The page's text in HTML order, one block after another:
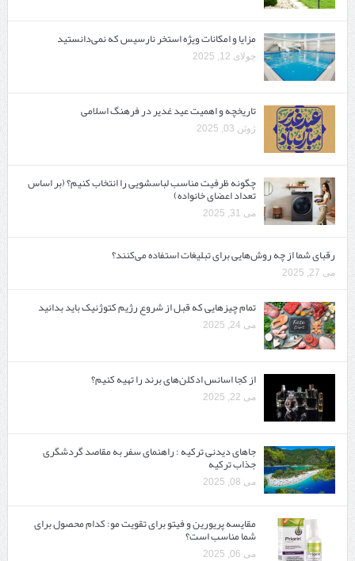
مزایا و امکانات ویژه استخر نارسیس که نمی‌دانستید
جولای 12, 2025
تاریخچه و اهمیت عید غدیر در فرهنگ اسلامی
ژوئن 03, 2025
چگونه ظرفیت مناسب لباسشویی را انتخاب کنیم؟ (بر اساس
تعداد اعضای خانواده)
می 31, 2025
رقبای شما از چه روش‌هایی برای تبلیغات استفاده می‌کنند؟
می 27, 2025
تمام چیزهایی که قبل از شروع رژیم کتوژنیک باید بدانید‎
می 24, 2025
از کجا اسانس ادکلن‌های برند را تهیه کنیم؟
می 22, 2025
جاهای دیدنی ترکیه : راهنمای سفر به مقاصد گردشگری
جذاب ترکیه
می 08, 2025
مقایسه پریورین و فیتو برای تقویت مو: کدام محصول برای
شما مناسب است؟
می 06, 2025